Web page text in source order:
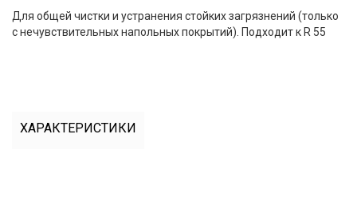
Для общей чистки и устранения стойких загрязнений (только
с нечувствительных напольных покрытий). Подходит к R 55
ХАРАКТЕРИСТИКИ